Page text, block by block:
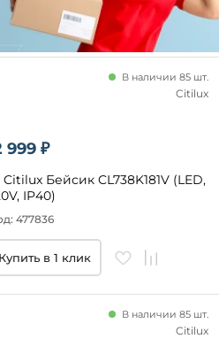
999 ₽
Бейсик CL738K181V (LED,
IP40)
В наличии 85 шт.
477836
Citilux
Купить в 1 клик
В наличии 85 шт.
Citilux